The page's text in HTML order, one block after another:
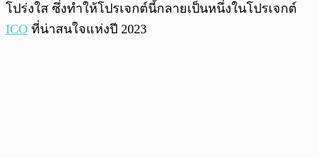
โปร่งใส ซึ่งทำให้โปรเจกต์นี้กลายเป็นหนึ่งในโปรเจกต์
ICO ที่น่าสนใจแห่งปี 2023